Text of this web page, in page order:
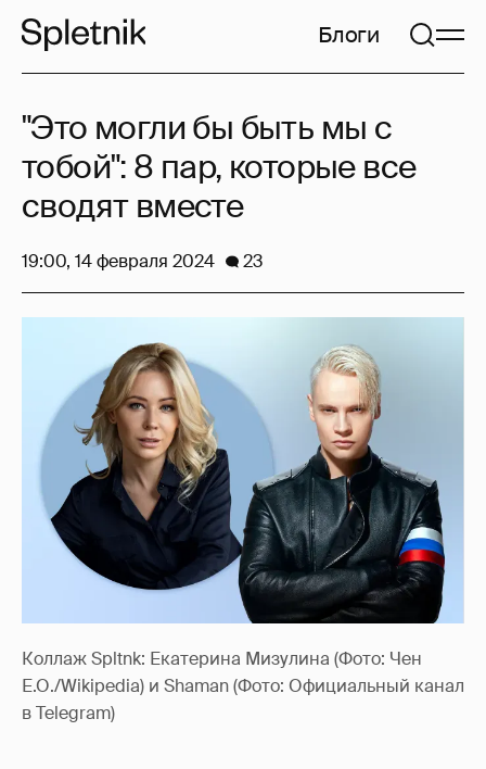
Блоги
Коллаж Spltnk: Екатерина Мизулина (Фото: Чен
Е.О./Wikipedia) и Shaman (Фото: Официальный канал
в Telegram)
"Это могли бы быть мы с
тобой": 8 пар, которые все
сводят вместе
19:00, 14 февраля 2024 23